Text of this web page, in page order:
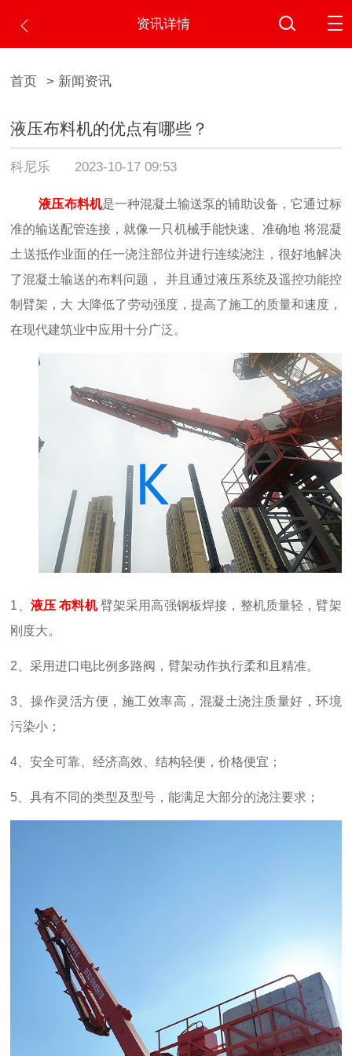
资讯详情
首页 > 新闻资讯
液压布料机的优点有哪些？
科尼乐 2023-10-17 09:53
液压布料机是一种混凝土输送泵的辅助设备，它通过标
准的输送配管连接，就像一只机械手能快速、准确地 将混凝
土送抵作业面的任一浇注部位并进行连续浇注， 很好地解决
了混凝土输送的布料问题，
并且通过液压系统及遥控功能控
制臂架，大 大降低了劳动强度，提高了施工的质量和速度，
在现代建筑业中应用十分广泛。
1、 液压 布料机 臂架采用高强钢板焊接，整机质量轻，臂架
刚度大。
2、采用进口电比例多路阀，臂架动作执行柔和且精准。
3、操作灵活方便，施工效率高，混凝土浇注质量好，环境
污染小；
4、安全可靠、经济高效、结构轻便，价格便宜；
5、具有不同的类型及型号，能满足大部分的浇注要求；